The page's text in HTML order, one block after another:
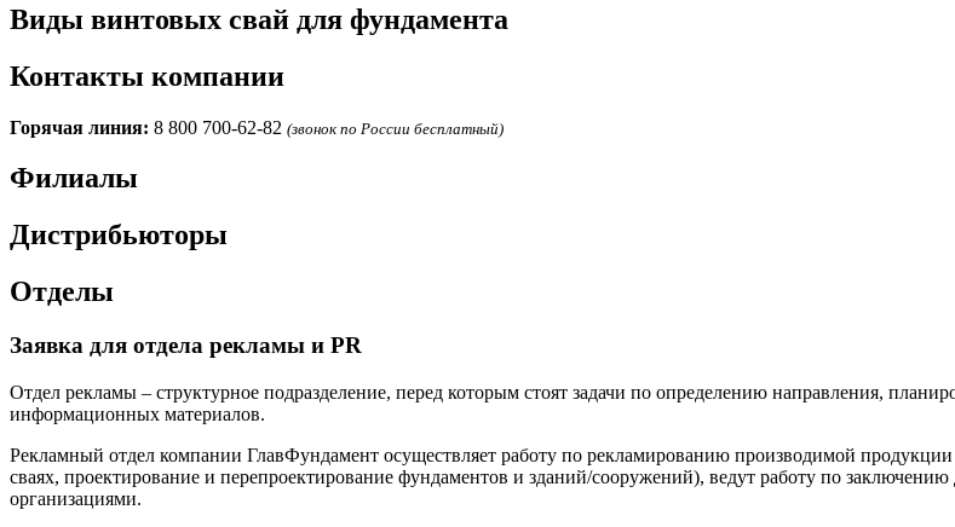
Виды винтовых свай для фундамента
Контакты компании
Горячая линия: 8 800 700-62-82 (звонок по России бесплатный)
Филиалы
Дистрибьюторы
Отделы
Заявка для отдела рекламы и PR
Отдел рекламы – структурное подразделение, перед которым стоят задачи по определению направления,
информационных материалов.
Рекламный отдел компании ГлавФундамент осуществляет работу по рекламированию производимой
сваях, проектирование и перепроектирование фундаментов и зданий/сооружений), ведут работу по
организациями.